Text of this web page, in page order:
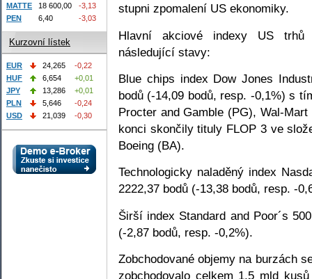
stupni zpomalení US ekonomiky.
Hlavní akciové indexy US trhů
následující stavy:
Blue chips index Dow Jones
bodů (-14,09 bodů, resp. -0,1%) s
Procter and Gamble (PG), Wal-
konci skončily tituly FLOP 3 ve
Boeing (BA).
Technologicky naladěný index
2222,37 bodů (-13,38 bodů, resp. -
Širší index Standard and Poor´s
(-2,87 bodů, resp. -0,2%).
Zobchodované objemy na burzách
zobchodovalo celkem 1,5 mld
MATTE
18 600,00
-3,13
PEN
6,40 -3,03
Kurzovní lístek
EUR 24,265
-0,22
HUF
6,654
+0,01
JPY
13,286
+0,01
PLN
5,646
-0,24
USD
21,039 -0,30